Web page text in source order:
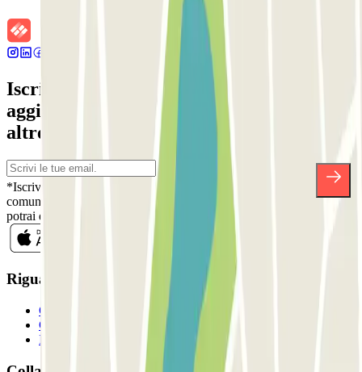
Iscriviti alla nostra Newsletter e rimani
aggiornato su sconti, concorsi e tante
altre sorprese.
*Iscrivendoti, accetti la nostra Informativa sulla Privacy per ricevere
comunicazioni commerciali da Parclick. Senza alcun impegno,
potrai disiscriverti quando vuoi direttamente dalla stessa newsletter.
Riguardo a Parclcik
Chi siamo
Come funziona?
I Nostri Parcheggi